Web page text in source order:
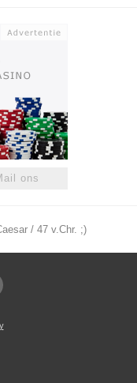
ons
/ 47 v.Chr. ;)